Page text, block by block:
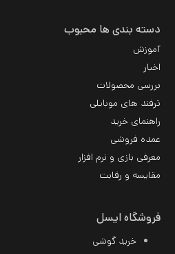
دسته بندی ها محبوب
آموزش
اخبار
بررسی محصولات
ترفند های موبایلی
راهنمای خرید
عمده فروشی
معرفی بازی و نرم افزار
مقایسه و رقابت
فروشگاه ایسل
خرید گوشی